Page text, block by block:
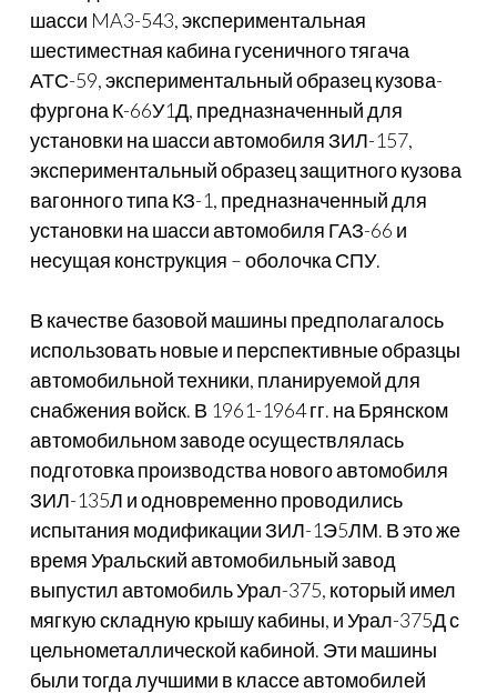
шасси MA3-543, экспериментальная
шестиместная кабина гусеничного тягача
АТС-59, экспериментальный образец кузова-
фургона К-66У1Д, предназначенный для
установки на шасси автомобиля ЗИЛ-157,
экспериментальный образец защитного кузова
вагонного типа КЗ-1, предназначенный для
установки на шасси автомобиля ГАЗ-66 и
несущая конструкция – оболочка СПУ.
В качестве базовой машины предполагалось
использовать новые и перспективные образцы
автомобильной техники, планируемой для
снабжения войск. В 1961-1964 гг. на Брянском
автомобильном заводе осуществлялась
подготовка производства нового автомобиля
ЗИЛ-135Л и одновременно проводились
испытания модификации ЗИЛ-1Э5ЛМ. В это же
время Уральский автомобильный завод
выпустил автомобиль Урал-375, который имел
мягкую складную крышу кабины, и Урал-375Д с
цельнометаллической кабиной. Эти машины
были тогда лучшими в классе автомобилей